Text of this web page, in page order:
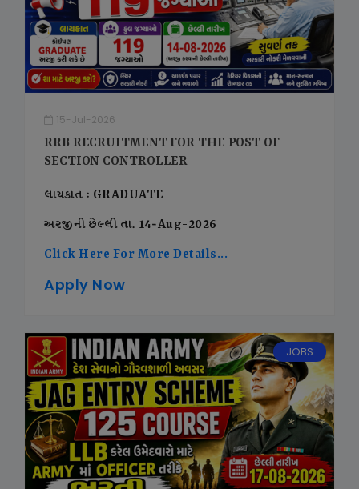
15-Jul-2026
RRB RECRUITMENT FOR THE POST OF
SECTION CONTROLLER
લાયકાત : GRADUATE
અરજીની છેલ્લી તા. 14-Aug-2026
Click Here For More Details...
Apply Now
JOBS